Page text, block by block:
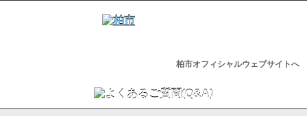
柏市オフィシャルウェブサイトへ